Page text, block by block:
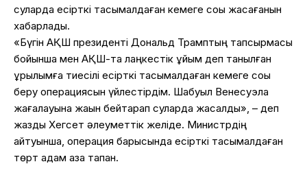
суларда есірткі тасымалдаған кемеге соққы жасағанын
хабарлады.
«Бүгін АҚШ президенті Дональд Трамптың тапсырмасы
бойынша мен АҚШ-та лаңкестік ұйым деп танылған
құрылымға тиесілі есірткі тасымалдаған кемеге соққы
беру операциясын үйлестірдім. Шабуыл Венесуэла
жағалауына жақын бейтарап суларда жасалды», – деп
жазды Хегсет әлеуметтік желіде. Министрдің
айтуынша, операция барысында есірткі тасымалдаған
төрт адам қаза тапқан.